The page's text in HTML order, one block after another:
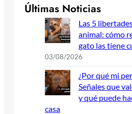
Últimas Noticias
Las 5
animal: cómo
gato las tiene
03/08/2026
¿Por qué mi
Señales que
y qué puede
casa